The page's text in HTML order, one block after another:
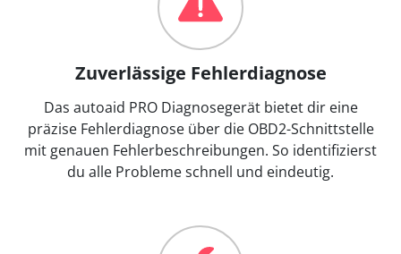
Zuverlässige Fehlerdiagnose
Das autoaid PRO Diagnosegerät bietet dir eine
präzise Fehlerdiagnose über die OBD2-Schnittstelle
mit genauen Fehlerbeschreibungen. So identifizierst
du alle Probleme schnell und eindeutig.